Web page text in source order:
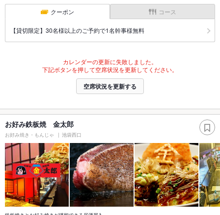
クーポン コース
【貸切限定】30名様以上のご予約で1名幹事様無料
カレンダーの更新に失敗しました。
下記ボタンを押して空席状況を更新してください。
空席状況を更新する
お好み鉄板焼 金太郎
お好み焼き・もんじゃ 池袋西口